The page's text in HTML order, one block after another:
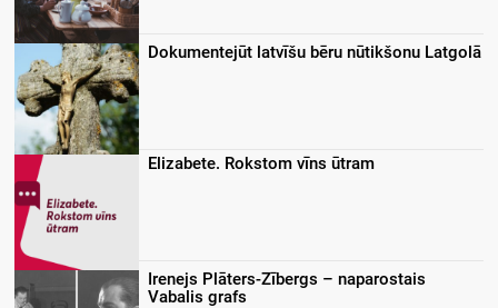
Dokumentejūt latvīšu bēru nūtikšonu Latgolā
Elizabete. Rokstom vīns ūtram
Irenejs Plāters-Zībergs – naparostais
Vabalis grafs